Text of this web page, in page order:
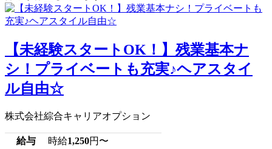
【未経験スタートOK！】残業基本ナ
シ！プライベートも充実♪ヘアスタイ
ル自由☆
株式会社綜合キャリアオプション
給与 時給1,250円〜